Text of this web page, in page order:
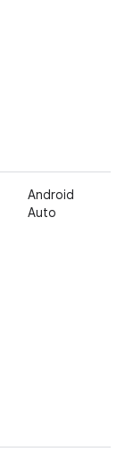
Android
Auto